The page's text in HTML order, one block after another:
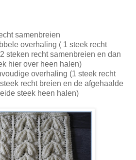
samenbreien
overhaling ( 1 steek recht
steken recht samenbreien en dan
hier over heen halen)
overhaling (1 steek recht
recht breien en de afgehaalde
steek heen halen)